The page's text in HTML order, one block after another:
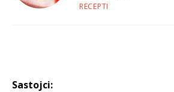
RECEPTI
Sastojci: